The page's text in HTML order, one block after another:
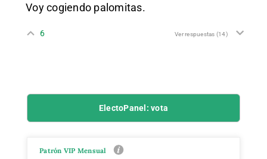
Voy cogiendo palomitas.
6 Ver respuestas (14)
ElectoPanel: vota
Patrón VIP Mensual